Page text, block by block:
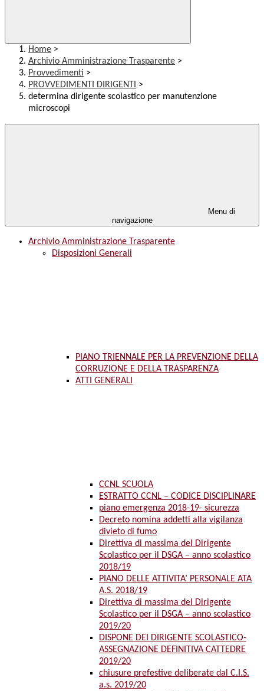
Home >
Archivio Amministrazione Trasparente >
Provvedimenti >
PROVVEDIMENTI DIRIGENTI >
determina dirigente scolastico per manutenzione
microscopi
Menu di
navigazione
Archivio Amministrazione Trasparente
Disposizioni Generali
PIANO TRIENNALE PER LA PREVENZIONE DELLA
CORRUZIONE E DELLA TRASPARENZA
ATTI GENERALI
CCNL SCUOLA
ESTRATTO CCNL – CODICE DISCIPLINARE
piano emergenza 2018-19- sicurezza
Decreto nomina addetti alla vigilanza
divieto di fumo
Direttiva di massima del Dirigente
Scolastico per il DSGA – anno scolastico
2018/19
PIANO DELLE ATTIVITA’ PERSONALE ATA
A.S. 2018/19
Direttiva di massima del Dirigente
Scolastico per il DSGA – anno scolastico
2019/20
DISPONE DEI DIRIGENTE SCOLASTICO-
ASSEGNAZIONE DEFINITIVA CATTEDRE
2019/20
chiusure prefestive deliberate dal C.I.S.
a.s. 2019/20